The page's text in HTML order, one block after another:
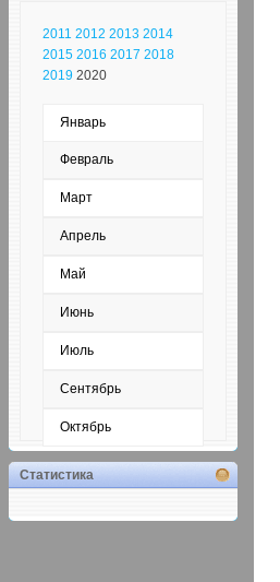
2011 2012 2013 2014
2015 2016 2017 2018
2019 2020
Январь
Февраль
Март
Апрель
Май
Июнь
Июль
Сентябрь
Октябрь
Статистика